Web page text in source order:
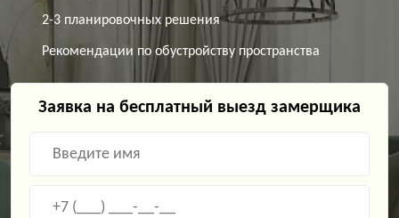
Заявка на бесплатный выезд замерщика
2-3 планировочных решения
Рекомендации по обустройству пространства